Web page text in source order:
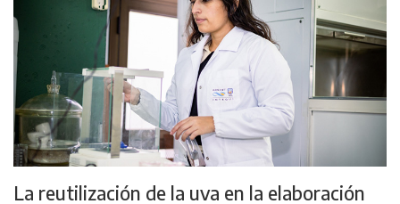
La reutilización de la uva en la elaboración